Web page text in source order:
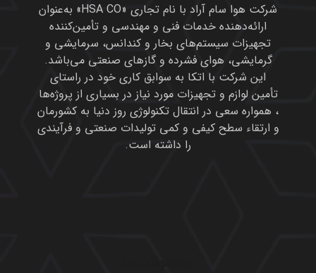
شرکت هوا سام آراد با نام تجاری «HSA CO» به‌عنوان
ارائه‌دهنده خدمات فنی و مهندسی و تأمین‌کننده
تجهیزات سیستم‌های بخار و کندانس، سرمایشی و
گرمایشی، هوای فشرده و گازهای صنعتی می‌باشد.
این شرکت با اتکا به سوابق کاری خود در راستای
تأمین لوازم و تجهیزات مورد نیاز در بسیاری از پروژه‌ها
، همواره سعی در انتقال تکنولوژی روز دنیا به کشورمان
و ارتقاء سطح کیفی و کمی تولیدات صنعتی و فرآیندی
را داشته است.